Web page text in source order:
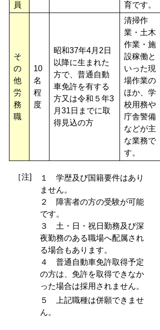
員
育です。
そ
の
他
労
務
職
10
名
程
度
昭和37年4月2日
以降に生まれた
方で、普通自動
車免許を有する
方又は令和５年3
月31日までに取
得見込の方
清掃作
業・土木
作業・施
設稼働と
いった現
場作業の
ほか、学
校用務や
庁舎警備
などが主
な業務で
す。
［注]
１ 学歴及び国籍要件はあり
ません。
２ 障害者の方の受験が可能
です。
３ 土・日・祝日勤務及び深
夜勤務のある職場へ配属され
る場合もあります。
４ 普通自動車免許取得予定
の方は、免許を取得できなか
った場合は採用されません。
５ 上記職種は併願できませ
ん。